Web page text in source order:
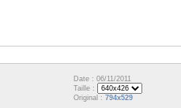
Date : 06/11/2011
Taille :
Original : 794x529